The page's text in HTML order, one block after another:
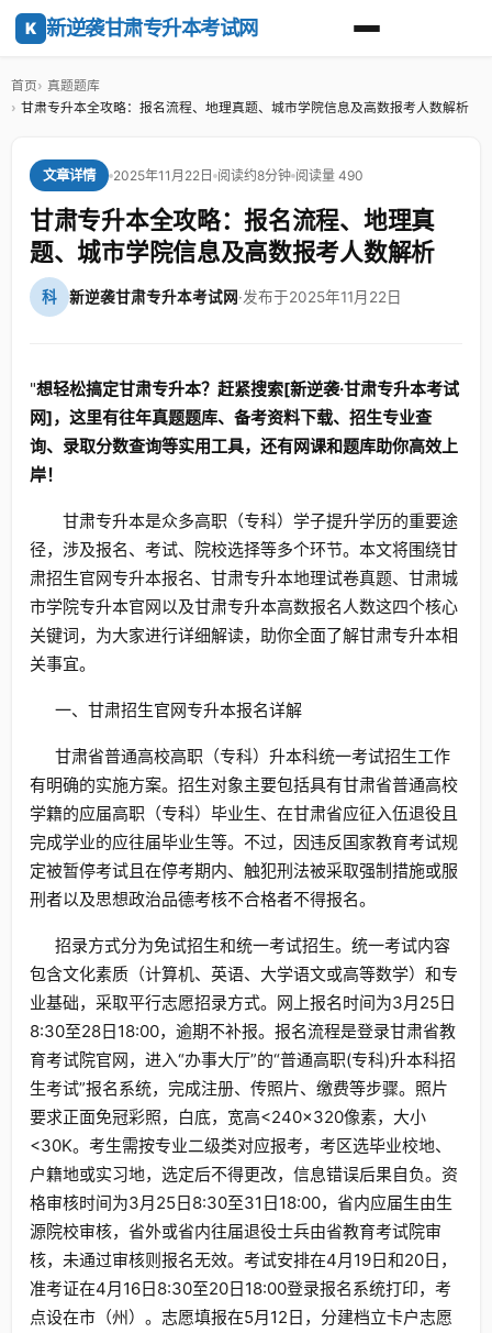
K 新逆袭甘肃专升本考试网
首页
真题题库
甘肃专升本全攻略：报名流程、地理真题、城市学院信息及高数报考人数解析
文章详情 2025年11月22日 阅读约8分钟 阅读量 490
甘肃专升本全攻略：报名流程、地理真
题、城市学院信息及高数报考人数解析
科 新逆袭甘肃专升本考试网·发布于2025年11月22日
"想轻松搞定甘肃专升本？赶紧搜索[新逆袭·甘肃专升本考试
网]，这里有往年真题题库、备考资料下载、招生专业查
询、录取分数查询等实用工具，还有网课和题库助你高效上
岸！
甘肃专升本是众多高职（专科）学子提升学历的重要途
径，涉及报名、考试、院校选择等多个环节。本文将围绕甘
肃招生官网专升本报名、甘肃专升本地理试卷真题、甘肃城
市学院专升本官网以及甘肃专升本高数报名人数这四个核心
关键词，为大家进行详细解读，助你全面了解甘肃专升本相
关事宜。
一、甘肃招生官网专升本报名详解
甘肃省普通高校高职（专科）升本科统一考试招生工作
有明确的实施方案。招生对象主要包括具有甘肃省普通高校
学籍的应届高职（专科）毕业生、在甘肃省应征入伍退役且
完成学业的应往届毕业生等。不过，因违反国家教育考试规
定被暂停考试且在停考期内、触犯刑法被采取强制措施或服
刑者以及思想政治品德考核不合格者不得报名。
招录方式分为免试招生和统一考试招生。统一考试内容
包含文化素质（计算机、英语、大学语文或高等数学）和专
业基础，采取平行志愿招录方式。网上报名时间为3月25日
8:30至28日18:00，逾期不补报。报名流程是登录甘肃省教
育考试院官网，进入“办事大厅”的“普通高职(专科)升本科招
生考试”报名系统，完成注册、传照片、缴费等步骤。照片
要求正面免冠彩照，白底，宽高<240×320像素，大小
<30K。考生需按专业二级类对应报考，考区选毕业校地、
户籍地或实习地，选定后不得更改，信息错误后果自负。资
格审核时间为3月25日8:30至31日18:00，省内应届生由生
源院校审核，省外或省内往届退役士兵由省教育考试院审
核，未通过审核则报名无效。考试安排在4月19日和20日，
准考证在4月16日8:30至20日18:00登录报名系统打印，考
点设在市（州）。志愿填报在5月12日，分建档立卡户志愿